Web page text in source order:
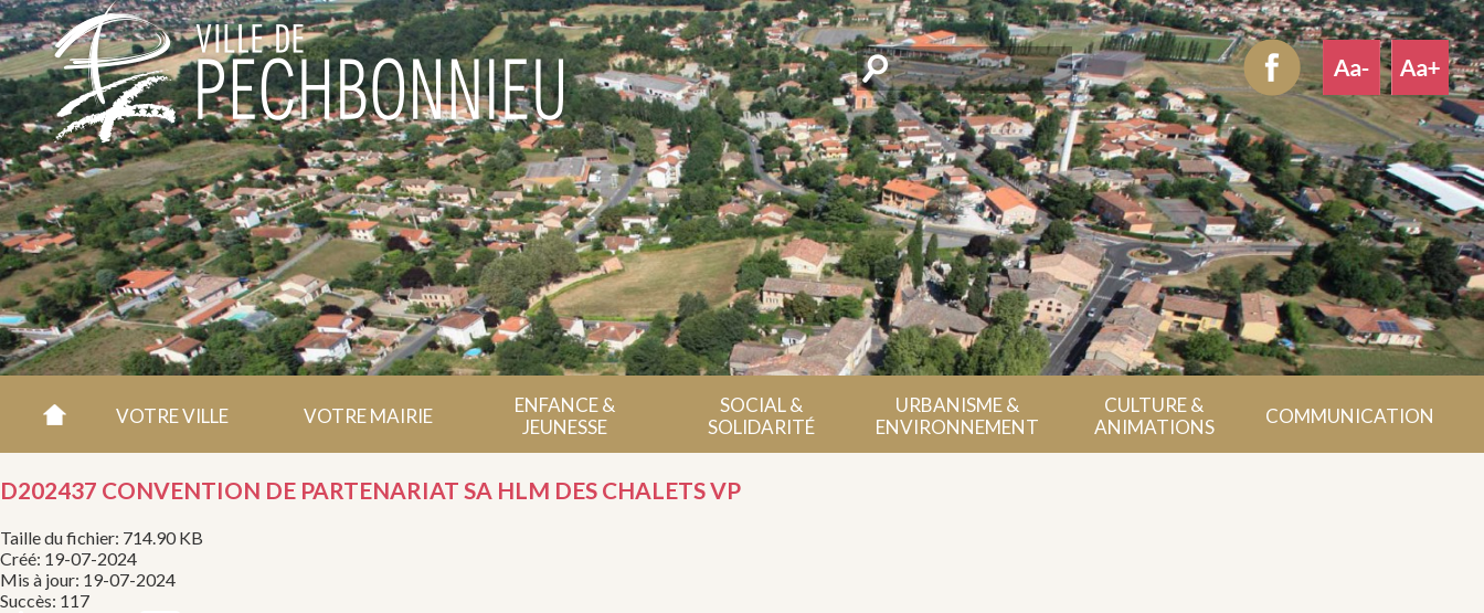
Rechercher
VOTRE VILLE VOTRE MAIRIE
ENFANCE &
JEUNESSE
SOCIAL &
SOLIDARITÉ
URBANISME &
ENVIRONNEMENT
CULTURE &
ANIMATIONS
COMMUNICATION
D202437 CONVENTION DE PARTENARIAT SA HLM DES CHALETS VP
Taille du fichier: 714.90 KB
Créé: 19-07-2024
Mis à jour: 19-07-2024
Succès: 117